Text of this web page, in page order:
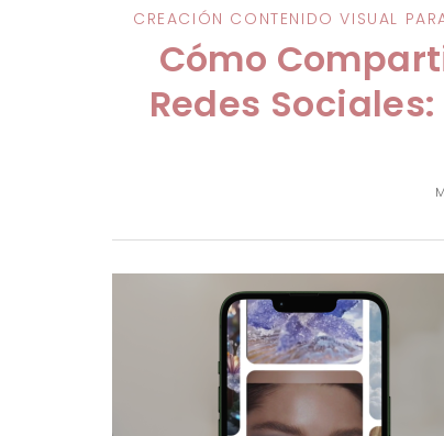
CREACIÓN CONTENIDO VISUAL
Cómo
Redes